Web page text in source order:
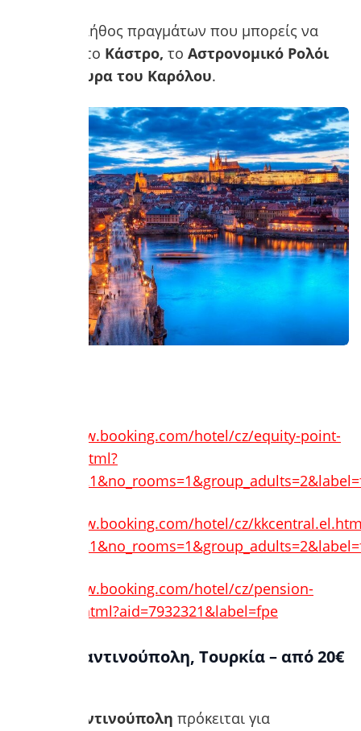
Υπάρχει πλήθος πραγμάτων που μπορείς να
δεις όπως το Κάστρο, το Αστρονομικό Ρολόι
Γέφυρα του Καρόλου.
https://www.booking.com/hotel/cz/equity-point-
prague.el.html?
https://www.booking.com/hotel/cz/
https://www.booking.com/hotel/cz/pension-
karlova.el.html?aid=7932321&label=fpe
4. Κωνσταντινούπολη, Τουρκία – από 20€
Κωνσταντινούπολη πρόκειται για